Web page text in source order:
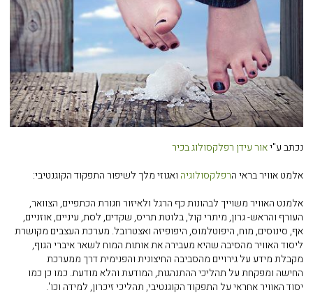
נכתב ע"יאור עידן רפלקסולוג בכיר
אלמט אוויר בראי הרפלקסולוגיה ואגוזי מלך לשיפור התפקוד הקוגנטיבי:
אלמנט האוויר משוייך לבהונות כף הרגל ולאיזור חגורת הכתפיים, הצוואר,
העורף והראש- גרון, מיתרי קול, בלוטת תריס, שקדים, לסת, עיניים, אוזניים,
אף, סינוסים, מוח, היפוטלמוס, היפופיזה ואצטרובל. מערכת העצבים מקושרת
ליסוד האוויר מהסיבה שהיא מעבירה את אותות המוח לשאר איברי הגוף,
מקבלת מידע על גירויים מהסביבה החיצונית והפנימית דרך ממערכת
החישה ומפקחת על תהליכי ההתנהגות, המודעת והלא מודעת. כמו כן כמו
יסוד האוויר אחראי על התפקוד הקוגנטיבי, תהליכי זיכרון, למידה וכו'.